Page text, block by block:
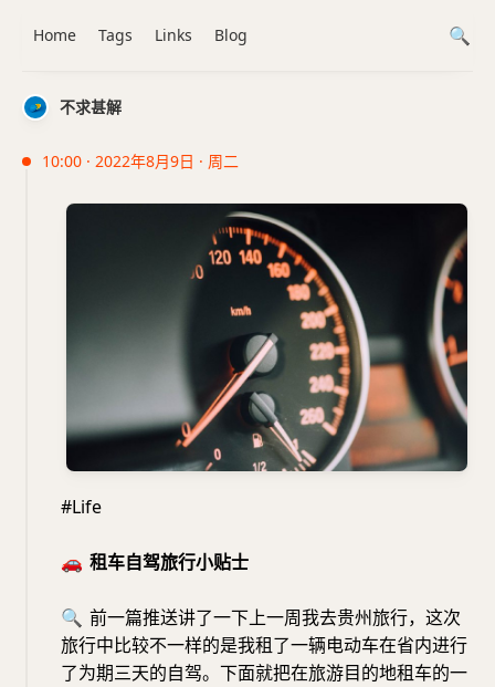
不求甚解
10:00 · 2022年8月9日 · 周二
#Life
🚗 租车自驾旅行小贴士
🔍 前一篇推送讲了一下上一周我去贵州旅行，这次
旅行中比较不一样的是我租了一辆电动车在省内进行
了为期三天的自驾。下面就把在旅游目的地租车的一
Home Tags Links Blog